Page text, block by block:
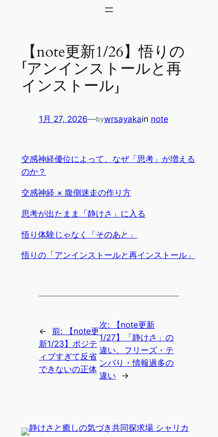
【note更新1/26】悟りの
「アンインストールと再
インストール」
1月 27, 2026—bywrsayakain note
交感神経優位によって、なぜ「思考」が増える
のか？
交感神経 × 腹側迷走の作り方
思考が出たまま「静けさ」に入る
悟り体験じゃなく「そのあと」
悟りの「アンインストールと再インストール」
← 前:
【note更
新1/23】ポジテ
ィブすぎて反省
できないの正体
次:
【note更新
1/27】「静けさ」の
違い、フリーズ・テ
ンパり・情報過多の
違い
→